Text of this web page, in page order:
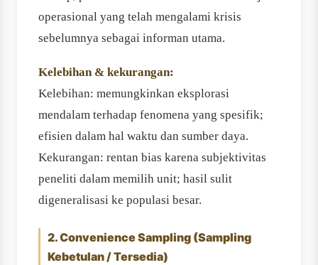
operasional yang telah mengalami krisis
sebelumnya sebagai informan utama.
Kelebihan & kekurangan:
Kelebihan: memungkinkan eksplorasi
mendalam terhadap fenomena yang spesifik;
efisien dalam hal waktu dan sumber daya.
Kekurangan: rentan bias karena subjektivitas
peneliti dalam memilih unit; hasil sulit
digeneralisasi ke populasi besar.
2. Convenience Sampling (Sampling
Kebetulan / Tersedia)